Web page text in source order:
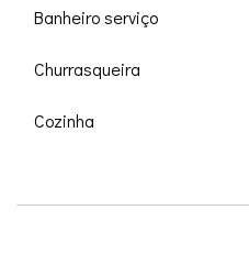
Banheiro serviço
Churrasqueira
Cozinha